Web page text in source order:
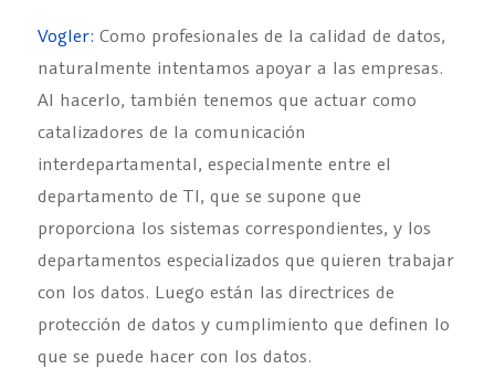
Vogler: Como profesionales de la calidad de datos,
naturalmente intentamos apoyar a las empresas.
Al hacerlo, también tenemos que actuar como
catalizadores de la comunicación
interdepartamental, especialmente entre el
departamento de TI, que se supone que
proporciona los sistemas correspondientes, y los
departamentos especializados que quieren trabajar
con los datos. Luego están las directrices de
protección de datos y cumplimiento que definen lo
que se puede hacer con los datos.